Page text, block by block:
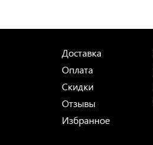
Доставка
Оплата
Скидки
Отзывы
Избранное